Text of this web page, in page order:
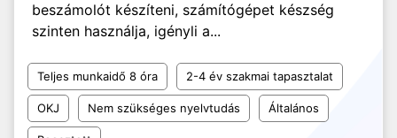
beszámolót készíteni, számítógépet készség
szinten használja, igényli a...
Teljes munkaidő 8 óra 2-4 év szakmai tapasztalat
OKJ Nem szükséges nyelvtudás Általános